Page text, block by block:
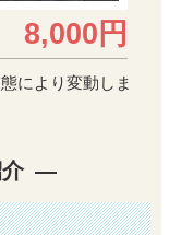
8,000円
により変動しま